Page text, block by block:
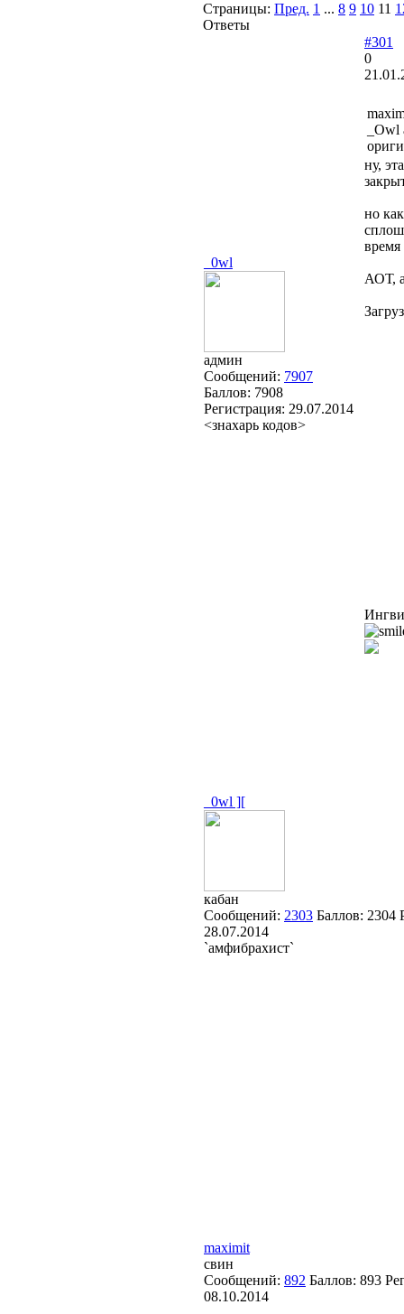
Страницы: Пред. 1 ... 8 9 10 11
Ответы
_0wl
админ
Сообщений: 7907
Баллов: 7908
Регистрация: 29.07.2014
<знахарь кодов>
#301
0
ну,
но
время
АОТ,
_0wl ][
кабан
Сообщений: 2303 Баллов: 2304
28.07.2014
`амфибрахист`
maximit
свин
Сообщений: 892 Баллов: 893
08.10.2014